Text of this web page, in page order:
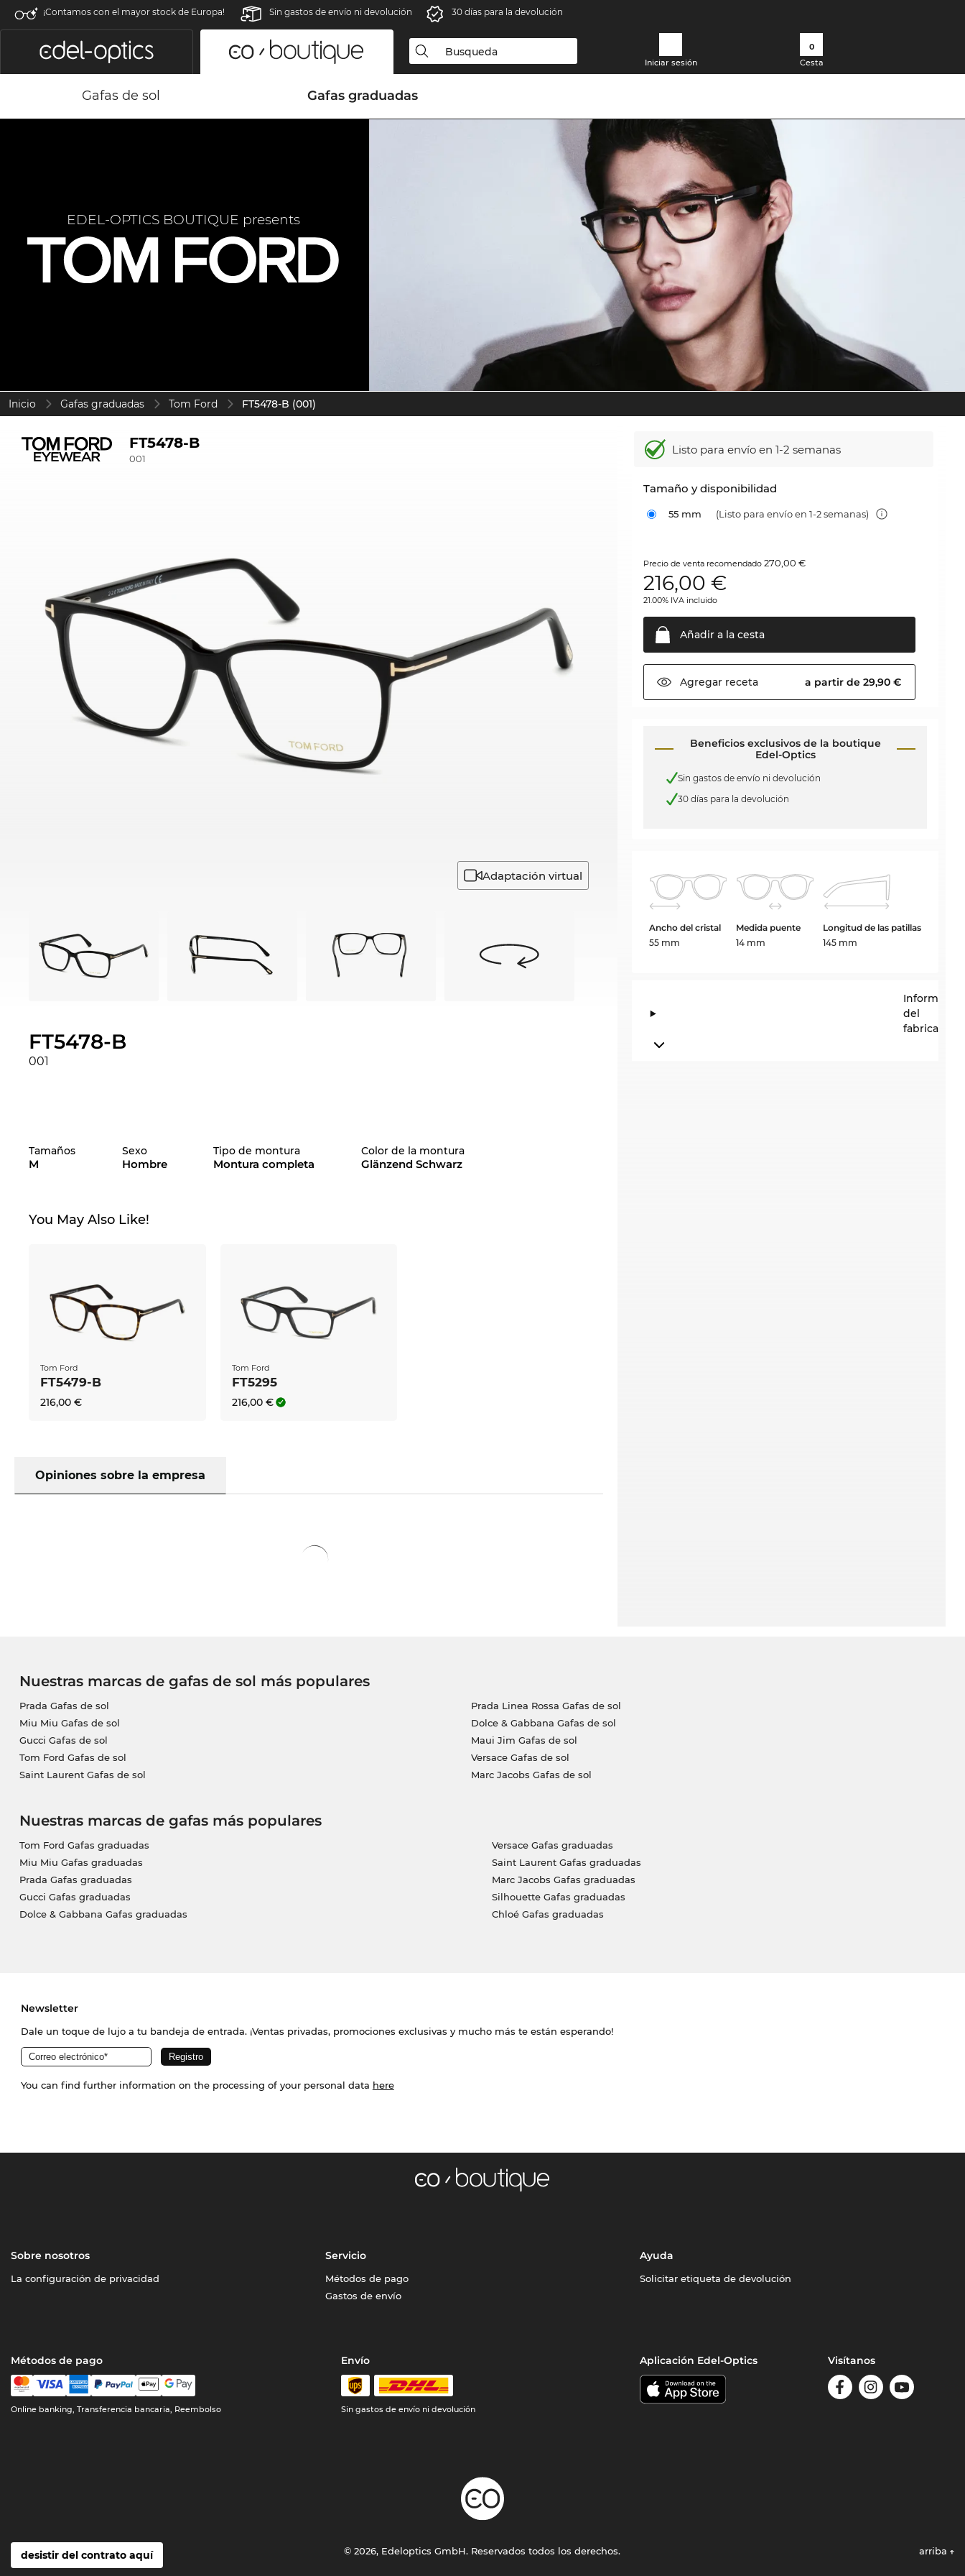
¡Contamos con el mayor stock de Europa! Sin gastos de envío ni devolución 30 días para la devolución
Iniciar sesión
0
Cesta
Gafas de sol Gafas graduadas
EDEL-OPTICS BOUTIQUE presents
Inicio Gafas graduadas Tom Ford FT5478-B (001)
FT5478-B
001
Adaptación virtual
FT5478-B
001
Tamaños
M
Sexo
Hombre
Tipo de montura
Montura completa
Color de la montura
Glänzend Schwarz
You May Also Like!
Tom Ford
FT5479-B
216,00 €
Tom Ford
FT5295
216,00 €
Opiniones sobre la empresa
Listo para envío en 1-2 semanas
Tamaño y disponibilidad
55 mm (Listo para envío en 1-2 semanas)
Precio de venta recomendado270,00 €
216,00 €
21.00% IVA incluido
Añadir a la cesta
Agregar receta a partir de 29,90 €
Beneficios exclusivos de la boutique
Edel-Optics
Sin gastos de envío ni devolución
30 días para la devolución
Ancho del cristal
55 mm
Medida puente
14 mm
Longitud de las patillas
145 mm
del
fabricante
Nuestras marcas de gafas de sol más populares
Prada Gafas de sol
Miu Miu Gafas de sol
Gucci Gafas de sol
Tom Ford Gafas de sol
Saint Laurent Gafas de sol
Prada Linea Rossa Gafas de sol
Dolce & Gabbana Gafas de sol
Maui Jim Gafas de sol
Versace Gafas de sol
Marc Jacobs Gafas de sol
Nuestras marcas de gafas más populares
Tom Ford Gafas graduadas
Miu Miu Gafas graduadas
Prada Gafas graduadas
Gucci Gafas graduadas
Dolce & Gabbana Gafas graduadas
Versace Gafas graduadas
Saint Laurent Gafas graduadas
Marc Jacobs Gafas graduadas
Silhouette Gafas graduadas
Chloé Gafas graduadas
Newsletter
Dale un toque de lujo a tu bandeja de entrada. ¡Ventas privadas, promociones exclusivas y mucho más te están esperando!
You can find further information on the processing of your personal data here
Sobre nosotros
La configuración de privacidad
Servicio
Métodos de pago
Gastos de envío
Ayuda
Solicitar etiqueta de devolución
Métodos de pago
Online banking, Transferencia bancaria, Reembolso
Envío
Sin gastos de envío ni devolución
Aplicación Edel-Optics Visítanos
desistir del contrato aquí © 2026, Edeloptics GmbH. Reservados todos los derechos. arriba